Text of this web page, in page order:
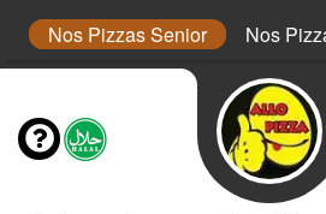
Nos Pizzas Senior Nos